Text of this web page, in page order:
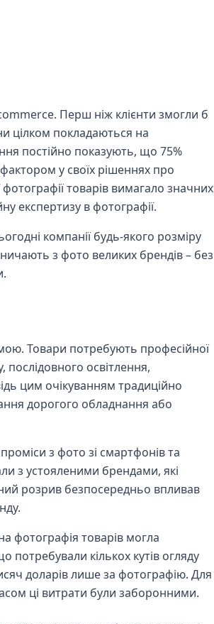
Перш ніж клієнти змогли б
цілком покладаються на
постійно показують, що 75%
у своїх рішеннях про
товарів вимагало значних
експертизу в фотографії.
компанії будь-якого розміру
з фото великих брендів – без
Товари потребують професійної
послідовного освітлення,
цим очікуванням традиційно
дорогого обладнання або
з фото зі смартфонів та
з устояленими брендами, які
розрив безпосередньо впливав
фотографія товарів могла
потребували кількох кутів огляду
доларів лише за фотографію. Для
ці витрати були заборонними.